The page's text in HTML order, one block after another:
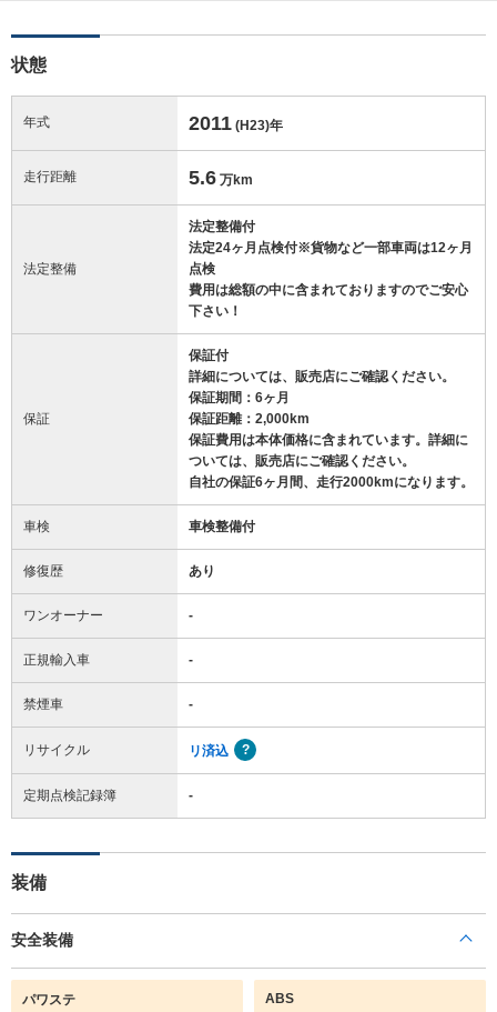
状態
年式 2011 (H23)年
走行距離 5.6 万km
法定整備
法定整備付
法定24ヶ月点検付※貨物など一部車両は12ヶ月
点検
費用は総額の中に含まれておりますのでご安心
下さい！
保証
保証付
詳細については、販売店にご確認ください。
保証期間：6ヶ月
保証距離：2,000km
保証費用は本体価格に含まれています。詳細に
ついては、販売店にご確認ください。
自社の保証6ヶ月間、走行2000kmになります。
車検 車検整備付
修復歴 あり
ワンオーナー -
正規輸入車 -
禁煙車 -
リサイクル リ済込
定期点検記録簿 -
装備
安全装備
パワステ ABS